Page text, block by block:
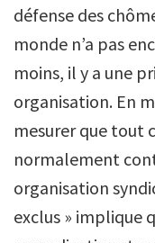
défense des
monde n’a pas
moins, il y a une
organisation. En
mesurer que tout
normalement
organisation
exclus » implique